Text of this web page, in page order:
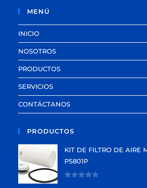
MENÚ
INICIO
NOSOTROS
PRODUCTOS
SERVICIOS
CONTÁCTANOS
PRODUCTOS
KIT DE FILTRO DE AIRE
PS801P